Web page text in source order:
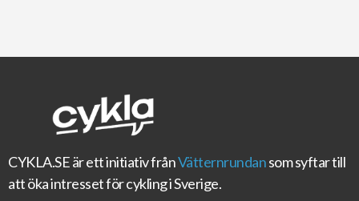
CYKLA.SEär ett initiativ frånVätternrundansom syftar till
att öka intresset för cykling i Sverige.